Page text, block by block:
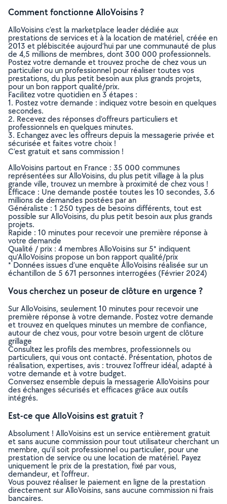
Comment fonctionne AlloVoisins ?
AlloVoisins c’est la marketplace leader dédiée aux
prestations de services et à la location de matériel, créée en
2013 et plébiscitée aujourd’hui par une communauté de plus
de 4,5 millions de membres, dont 300 000 professionnels.
Postez votre demande et trouvez proche de chez vous un
particulier ou un professionnel pour réaliser toutes vos
prestations, du plus petit besoin aux plus grands projets,
pour un bon rapport qualité/prix.
Facilitez votre quotidien en 3 étapes :
1. Postez votre demande : indiquez votre besoin en quelques
secondes.
2. Recevez des réponses d’offreurs particuliers et
professionnels en quelques minutes.
3. Echangez avec les offreurs depuis la messagerie privée et
sécurisée et faites votre choix !
C’est gratuit et sans commission !
AlloVoisins partout en France : 35 000 communes
représentées sur AlloVoisins, du plus petit village à la plus
grande ville, trouvez un membre à proximité de chez vous !
Efficace : Une demande postée toutes les 10 secondes, 3.6
millions de demandes postées par an
Généraliste : 1 250 types de besoins différents, tout est
possible sur AlloVoisins, du plus petit besoin aux plus grands
projets.
Rapide : 10 minutes pour recevoir une première réponse à
votre demande
Qualité / prix : 4 membres AlloVoisins sur 5* indiquent
qu’AlloVoisins propose un bon rapport qualité/prix
* Données issues d’une enquête AlloVoisins réalisée sur un
échantillon de 5 671 personnes interrogées (Février 2024)
Vous cherchez un poseur de clôture en urgence ?
Sur AlloVoisins, seulement 10 minutes pour recevoir une
première réponse à votre demande. Postez votre demande
et trouvez en quelques minutes un membre de confiance,
autour de chez vous, pour votre besoin urgent de clôture
grillage
Consultez les profils des membres, professionnels ou
particuliers, qui vous ont contacté. Présentation, photos de
réalisation, expertises, avis : trouvez l'offreur idéal, adapté à
votre demande et à votre budget.
Conversez ensemble depuis la messagerie AlloVoisins pour
des échanges sécurisés et efficaces grâce aux outils
intégrés.
Est-ce que AlloVoisins est gratuit ?
Absolument ! AlloVoisins est un service entièrement gratuit
et sans aucune commission pour tout utilisateur cherchant un
membre, qu’il soit professionnel ou particulier, pour une
prestation de service ou une location de matériel. Payez
uniquement le prix de la prestation, fixé par vous,
demandeur, et l’offreur.
Vous pouvez réaliser le paiement en ligne de la prestation
directement sur AlloVoisins, sans aucune commission ni frais
bancaires.